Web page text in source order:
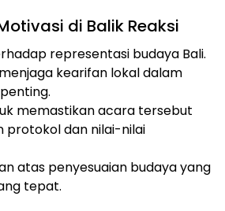
di Balik Reaksi
representasi budaya Bali.
kearifan lokal dalam
memastikan acara tersebut
protokol dan nilai-nilai
atas penyesuaian budaya yang
tepat.